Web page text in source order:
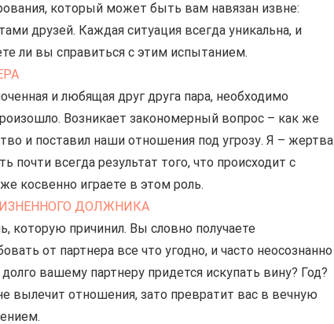
который может быть вам навязан извне:
друзей. Каждая ситуация всегда уникальна, и
ли вы справиться с этим испытанием.
и любящая друг друга пара, необходимо
Возникает закономерный вопрос – как же
и поставил наши отношения под угрозу. Я – жертва
почти всегда результат того, что происходит с
косвенно играете в этом роль.
ДОЛЖНИКА
которую причинил. Вы словно получаете
от партнера все что угодно, и часто неосознанно
вашему партнеру придется искупать вину? Год?
вылечит отношения, зато превратит вас в вечную